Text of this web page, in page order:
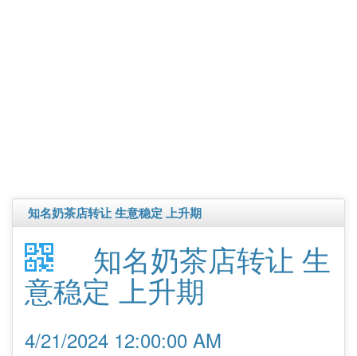
知名奶茶店转让 生意稳定 上升期
知名奶茶店转让 生
意稳定 上升期
4/21/2024 12:00:00 AM